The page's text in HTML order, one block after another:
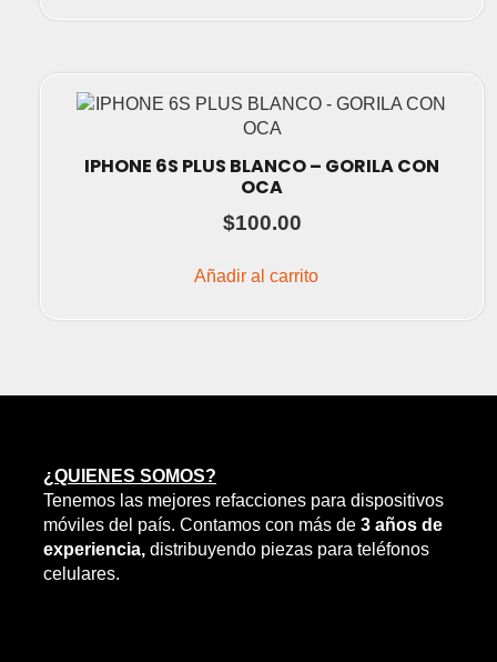
IPHONE 6S PLUS BLANCO – GORILA CON
OCA
$100.00
Añadir al carrito
¿QUIENES SOMOS?
Tenemos las mejores refacciones para dispositivos
móviles del país. Contamos con más de 3 años de
experiencia, distribuyendo piezas para teléfonos
celulares.